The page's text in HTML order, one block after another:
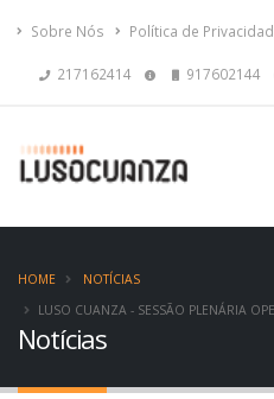
Sobre Nós Política de
217162414 917602144
Notícias
HOME
NOTÍCIAS
LUSO CUANZA - SESSÃO PLENÁRIA